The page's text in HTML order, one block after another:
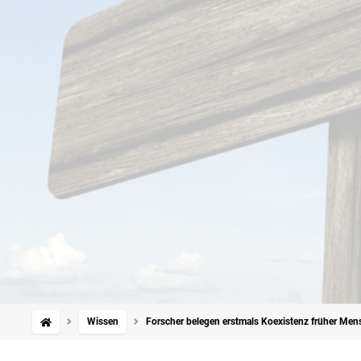
Wissen Forscher belegen erstmals Koexistenz früher